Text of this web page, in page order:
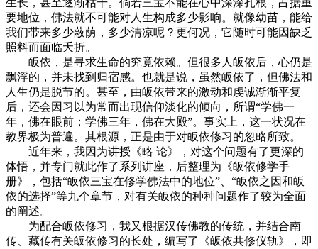
生长，甚至逐渐枯干。倘若三宝不能在心中深深扎根，占据重
要地位，佛法就不可能对人生构成多少影响。就像幼苗，能给
我们带来多少蔽荫，多少清凉呢？更何况，它随时可能因缺乏
照料而面临夭折。
皈依，是寻求生命的究竟依赖。但很多人皈依后，心仍是
飘浮的，并未找到归宿感。也就是说，虽然皈依了，但佛法和
人生仍是脱节的。甚至，由皈依带来的激动和虔诚渐渐平复
后，还会因习以为常而出现信仰淡化的倾向，所谓“学佛一
年，佛在眼前；学佛三年，佛在大殿”。事实上，这一状况在
教界极为普遍。其根源，正是由于对皈依修习的忽略所致。
近年来，我因为讲授《略 论》，对这个问题有了更深的
体悟，并专门就此作了系列讲座，后整理为《皈依修学手
册》，包括“皈依三宝在修学佛法中的地位”、“皈依之因和皈
依的选择”等九个章节，对有关皈依的种种问题作了较为全面
的阐述。
为配合皈依修习，我又根据汉传佛教的传统，并结合南
传、藏传有关皈依修习的长处，编写了《皈依共修仪轨》，即